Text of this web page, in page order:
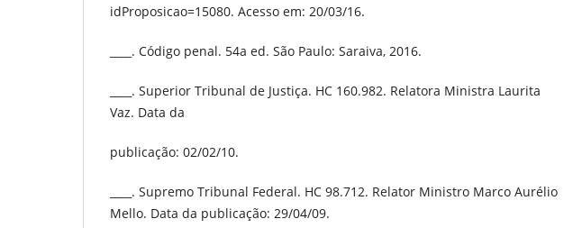
idProposicao=15080. Acesso em: 20/03/16.
____. Código penal. 54a ed. São Paulo: Saraiva, 2016.
____. Superior Tribunal de Justiça. HC 160.982. Relatora Ministra Laurita
Vaz. Data da
publicação: 02/02/10.
____. Supremo Tribunal Federal. HC 98.712. Relator Ministro Marco Aurélio
Mello. Data da publicação: 29/04/09.